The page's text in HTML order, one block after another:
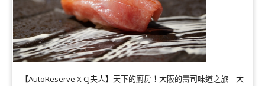
【AutoReserve X CJ夫人】天下的廚房！大阪的壽司味道之旅｜大